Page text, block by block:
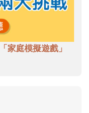
家庭模擬遊戲」